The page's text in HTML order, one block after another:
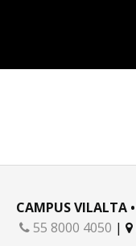
CAMPUS VILALTA •
 55 8000 4050 | 